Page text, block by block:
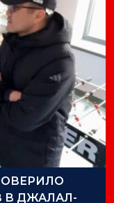
В ДЖАЛАЛ-